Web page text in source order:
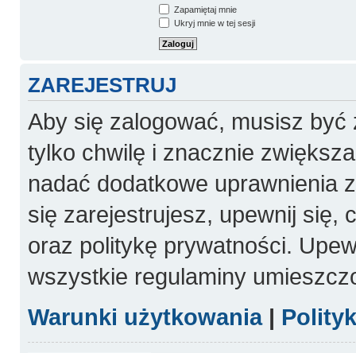
Zapamiętaj mnie
Ukryj mnie w tej sesji
ZAREJESTRUJ
Aby się zalogować, musisz
tylko chwilę i znacznie
nadać dodatkowe uprawnienia
się zarejestrujesz, upewnij się,
oraz politykę prywatności.
wszystkie regulaminy
Warunki użytkowania|